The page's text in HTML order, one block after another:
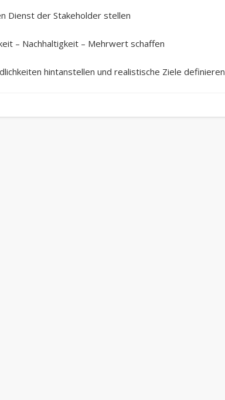
Dienst der Stakeholder stellen
– Nachhaltigkeit – Mehrwert schaffen
hintanstellen und realistische Ziele definieren